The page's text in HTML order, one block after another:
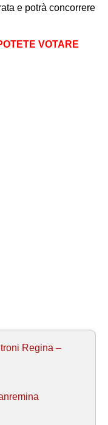
e potrà concorrere
VOTARE
Regina –